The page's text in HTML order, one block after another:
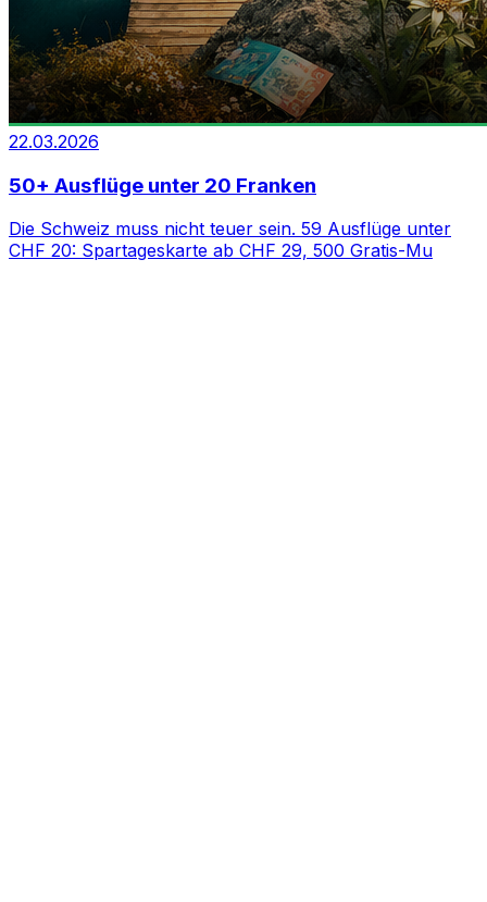
22.03.2026
50+ Ausflüge unter 20 Franken
Die Schweiz muss nicht teuer sein. 59 Ausflüge unter
CHF 20: Spartageskarte ab CHF 29, 500 Gratis-Mu